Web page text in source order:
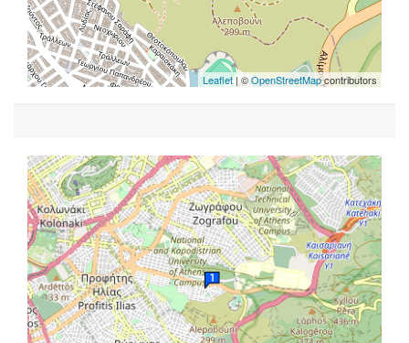
Leaflet| ©OpenStreetMapcontributors